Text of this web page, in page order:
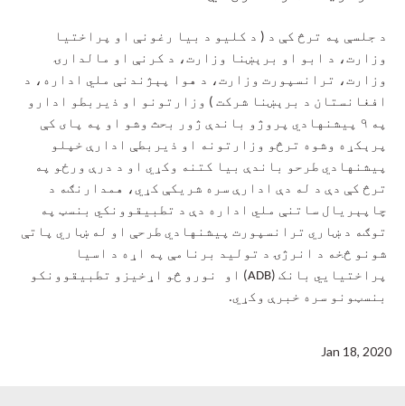
د جلسې په ترڅ کې د ( د کليو د بيا رغونې او پراختيا
وزارت، د ابو او برېښنا وزارت، د کرنې او مالدارۍ
وزارت، ترانسپورت وزارت، د هوا پېژندنې ملي اداره، د
افغانستان د برېښنا شرکت ) وزارتونو او ذيربطو ادارو
په ۹ پيشنهادي پروژو باندې ژور بحث وشو او په پای کې
پرېکړه وشوه ترڅو وزارتونه او ذيربطې ادارې خپلو
پيشنهادي طرحو باندې بيا کتنه وکړي او د درې ورځو په
ترڅ کې دې د له دې ادارې سره شريکې کړي، همدارنګه د
چاپېريال ساتنې ملي اداره دې د تطبيقوونکي بنسټ په
توګه د ښاري ترانسپورت پيشنهادي طرحې او له ښاري پاتې
شونو څخه د انرژۍ د تولید برنامې په اړه د اسيا
پراختيايي بانک (
ADB
) او
نورو څو اړخيزو تطبيقوونکو
بنسټونو سره خبرې وکړي.
Jan 18, 2020